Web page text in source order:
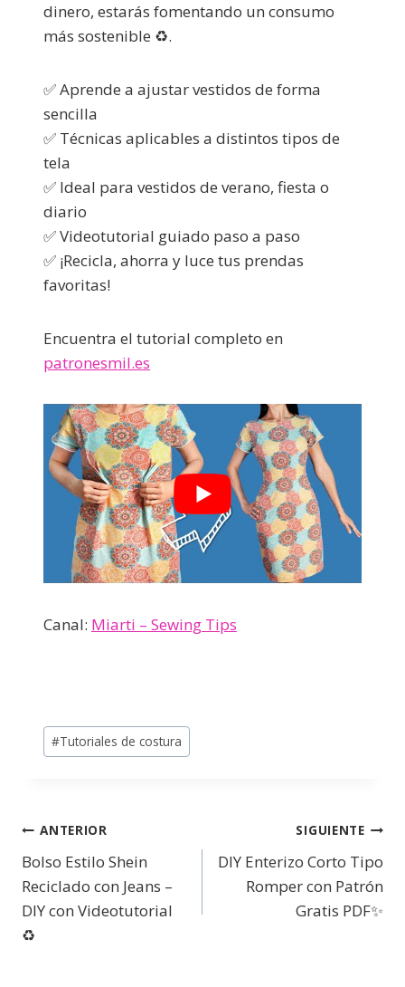
dinero, estarás fomentando un consumo
más sostenible ♻️.
✅ Aprende a ajustar vestidos de forma
sencilla
✅ Técnicas aplicables a distintos tipos de
tela
✅ Ideal para vestidos de verano, fiesta o
diario
✅ Videotutorial guiado paso a paso
✅ ¡Recicla, ahorra y luce tus prendas
favoritas!
Encuentra el tutorial completo en
patronesmil.es
Canal: Miarti – Sewing Tips
#Tutoriales de costura
ANTERIOR
Bolso Estilo Shein
Reciclado con Jeans –
DIY con Videotutorial
♻️
SIGUIENTE
DIY Enterizo Corto Tipo
Romper con Patrón
Gratis PDF✨